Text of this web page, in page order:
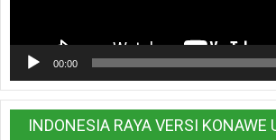
00:00
INDONESIA RAYA VERSI KONAWE